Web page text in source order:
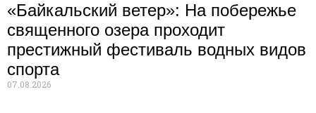
«Байкальский ветер»: На побережье
священного озера проходит
престижный фестиваль водных видов
спорта
07.08.2026